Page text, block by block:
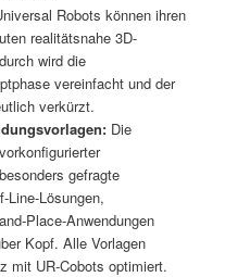
Robots können ihren
realitätsnahe 3D-
wird die
vereinfacht und der
verkürzt.
Die
gefragte
Line-Lösungen,
Place-Anwendungen
Kopf. Alle Vorlagen
mit UR-Cobots optimiert.